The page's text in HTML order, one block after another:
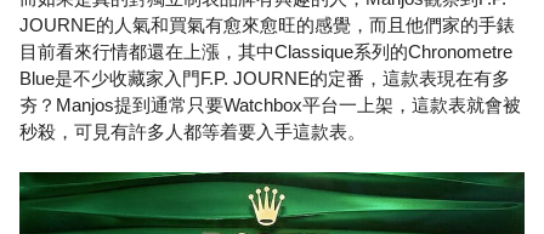
JOURNE的人氣和買氣有愈來愈旺的感覺，而且他們家的手錶
目前看來行情都還在上漲，其中Classique系列的Chronometre
Blue是不少收藏家入門F.P. JOURNE的定番，這款表現在有多
夯？Manjos提到通常只要Watchbox平台一上架，這款表就會被
秒殺，可見有許多人都等着要入手這款表。